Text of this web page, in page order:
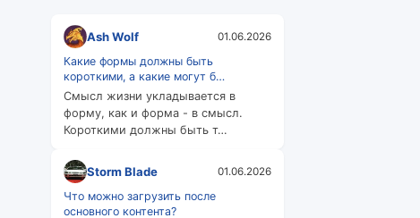
Ash Wolf 01.06.2026
Какие формы должны быть
короткими, а какие могут б…
Смысл жизни укладывается в
форму, как и форма - в смысл.
Короткими должны быть т…
Storm Blade 01.06.2026
Что можно загрузить после
основного контента?